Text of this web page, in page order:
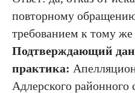
повторному
требованием к тому же
Подтверждающий
практика:
Адлерского районного